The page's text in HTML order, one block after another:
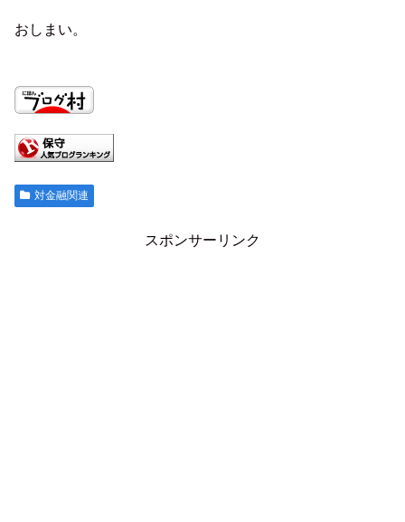
おしまい。
対金融関連
スポンサーリンク